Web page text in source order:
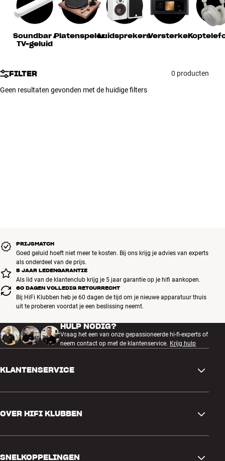
Accessoires
INSPIRATIE
MERKEN
NIEUW
Soundbar /
TV-geluid
PlatenspelerLuidsprekersVersterker
FILTER 0 producten
Geen resultaten gevonden met de huidige filters
PRIJSMATCH
Goed geluid hoeft niet meer te kosten. Bij ons krijg je advies van experts
als onderdeel van de prijs.
5 JAAR LEDENGARANTIE
Als lid van de klantenclub krijg je 5 jaar garantie op je hifi aankopen.
60 DAGEN VOLLEDIG RETOURRECHT
Bij HiFi Klubben heb je 60 dagen de tijd om je nieuwe apparatuur thuis
uit te proberen voordat je een beslissing neemt.
HULP NODIG?
Vraag het een van onze gepassioneerde hi-fi-experts of
neem contact op met de klantenservice. Krijg hulp
KLANTENSERVICE
Ruilen en retourneren
Bestelling herroepen
OVER HIFI KLUBBEN
SNELKOPPELINGEN